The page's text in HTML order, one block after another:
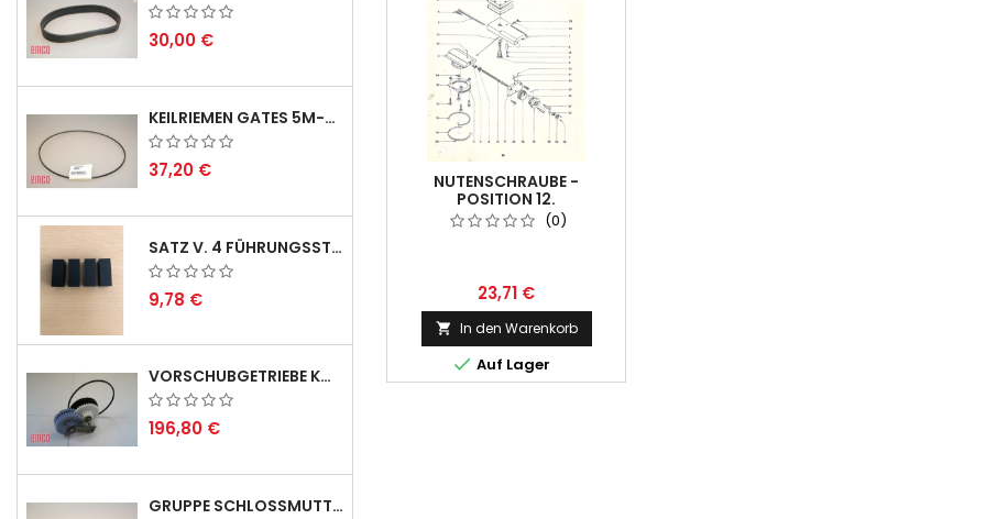
30,00 €
KEILRIEMEN GATES 5M-690 USA B1 - VEE-BELT - POSITION 23.
37,20 €
SATZ V. 4 FÜHRUNGSSTIFTEN FÜR EMCO SWING
9,78 €
VORSCHUBGETRIEBE KOMPL. F. REX 2000 MIT KEILRIEMEN - DERZEIT NICHT LAGERND
196,80 €
GRUPPE SCHLOSSMUTTER METRISCH
NUTENSCHRAUBE -
POSITION 12.
(0)
23,71 €
 In den Warenkorb
 Auf Lager